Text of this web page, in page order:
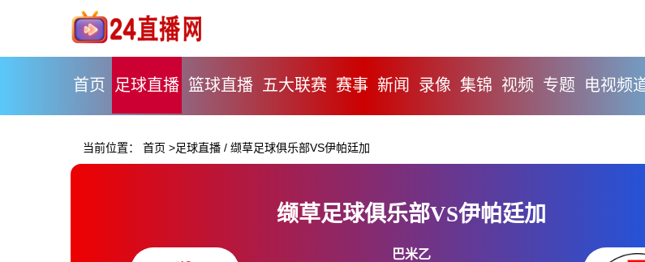
首页 足球直播 篮球直播 五大联赛 赛事 新闻 录像 集锦 视频 专题 电视频
当前位置：首页 >足球直播 /缬草足球俱乐部VS伊帕廷加
缬草足球俱乐部VS伊帕廷加
巴米乙